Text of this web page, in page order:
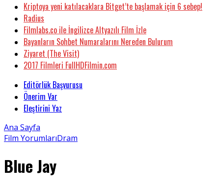
Kriptoya yeni katılacaklara Bitget’te başlamak için 6 sebep!
Radius
Filmlabs.co ile İngilizce Altyazılı Film İzle
Bayanların Sohbet Numaralarını Nereden Bulurum
Ziyaret (The Visit)
2017 Filmleri FullHDFilmin.com
Editörlük Başvurusu
Önerim Var
Eleştirini Yaz
Ana Sayfa
Film YorumlarıDram
Blue Jay